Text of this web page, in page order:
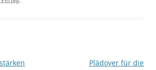
Plädoyer für die